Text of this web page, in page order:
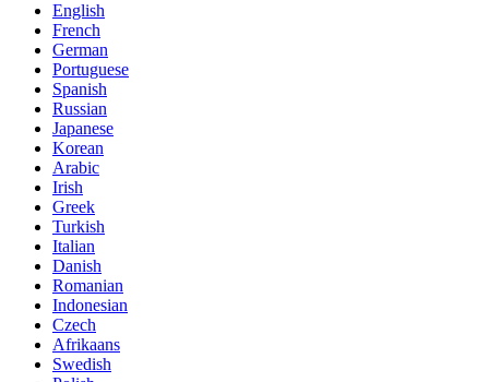
English
French
German
Portuguese
Spanish
Russian
Japanese
Korean
Arabic
Irish
Greek
Turkish
Italian
Danish
Romanian
Indonesian
Czech
Afrikaans
Swedish